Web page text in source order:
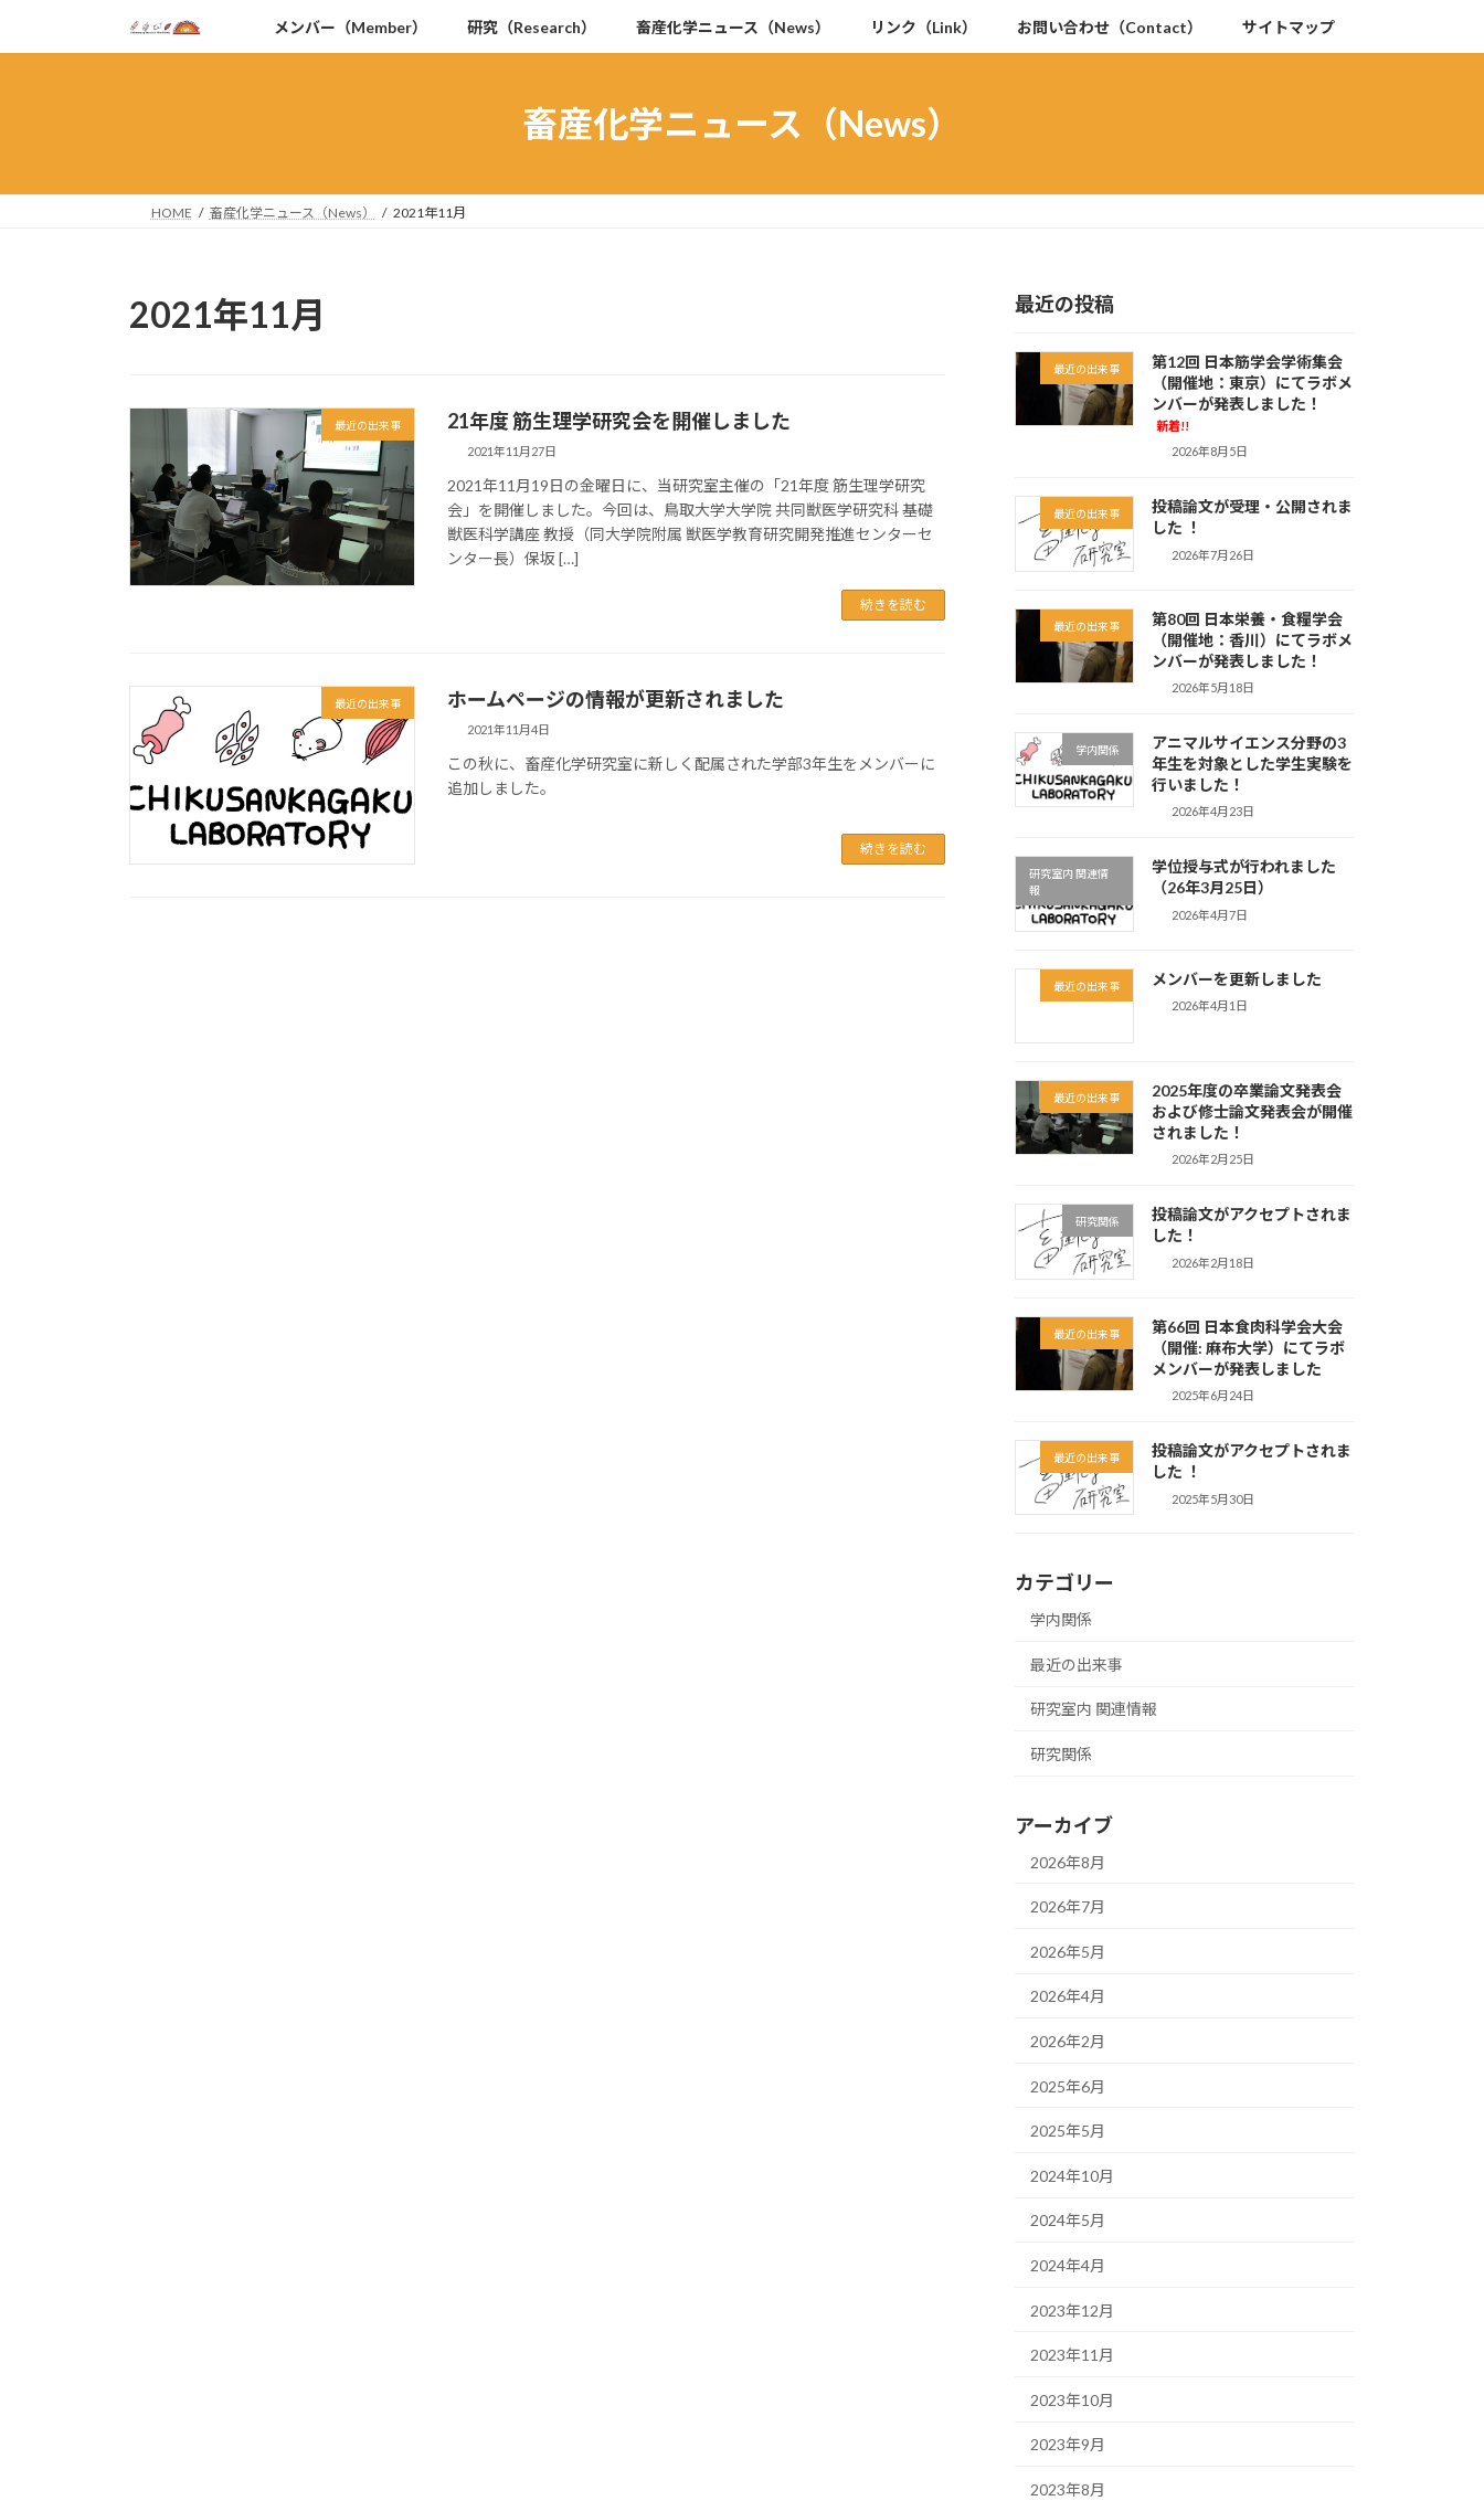
キ
に
メンバー（Member） 研究（Research） 畜産化学ニュース（News） リンク（Link） お問い合わせ（Contact） サイトマップ
畜産化学ニュース（News）
HOME 畜産化学ニュース（News） 2021年11月
2021年11月
最近の出来事 21年度 筋生理学研究会を開催しました
2021年11月27日
2021年11月19日の金曜日に、当研究室主催の「21年度 筋生理学研究
会」を開催しました。今回は、鳥取大学大学院 共同獣医学研究科 基礎
獣医科学講座 教授（同大学院附属 獣医学教育研究開発推進センターセ
ンター長）保坂 […]
続きを読む
最近の出来事 ホームページの情報が更新されました
2021年11月4日
この秋に、畜産化学研究室に新しく配属された学部3年生をメンバーに
追加しました。
続きを読む
最近の投稿
最近の出来事
第12回 日本筋学会学術集会
（開催地：東京）にてラボメ
ンバーが発表しました！
新着!!
2026年8月5日
最近の出来事
投稿論文が受理・公開されま
した ！
2026年7月26日
最近の出来事
第80回 日本栄養・食糧学会
（開催地：香川）にてラボメ
ンバーが発表しました！
2026年5月18日
学内関係
アニマルサイエンス分野の3
年生を対象とした学生実験を
行いました！
2026年4月23日
研究室内 関連情
報
学位授与式が行われました
（26年3月25日）
2026年4月7日
最近の出来事 メンバーを更新しました
2026年4月1日
最近の出来事
2025年度の卒業論文発表会
および修士論文発表会が開催
されました！
2026年2月25日
研究関係
投稿論文がアクセプトされま
した！
2026年2月18日
最近の出来事
第66回 日本食肉科学会大会
（開催: 麻布大学）にてラボ
メンバーが発表しました
2025年6月24日
最近の出来事
投稿論文がアクセプトされま
した ！
2025年5月30日
カテゴリー
学内関係
最近の出来事
研究室内 関連情報
研究関係
アーカイブ
2026年8月
2026年7月
2026年5月
2026年4月
2026年2月
2025年6月
2025年5月
2024年10月
2024年5月
2024年4月
2023年12月
2023年11月
2023年10月
2023年9月
2023年8月